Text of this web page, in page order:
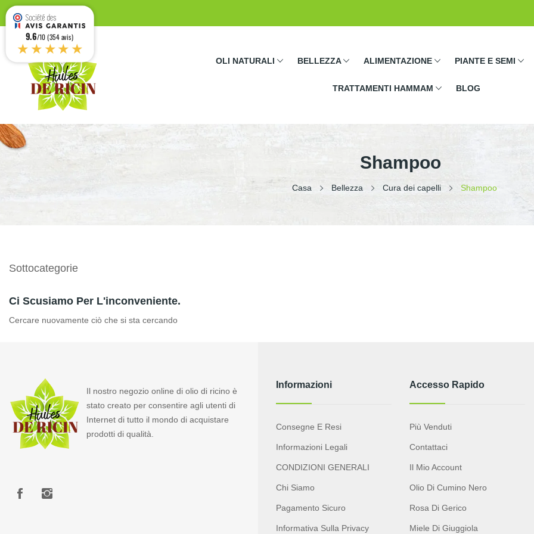
OLI NATURALI BELLEZZA ALIMENTAZIONE PIANTE E SEMI
TRATTAMENTI HAMMAM BLOG
Shampoo
Casa Bellezza Cura dei capelli Shampoo
Sottocategorie
Ci Scusiamo Per L'inconveniente.
Cercare nuovamente ciò che si sta cercando
Il nostro negozio online di olio di ricino è
stato creato per consentire agli utenti di
Internet di tutto il mondo di acquistare
prodotti di qualità.
Informazioni
Consegne E Resi
Informazioni Legali
CONDIZIONI GENERALI
Chi Siamo
Pagamento Sicuro
Informativa Sulla Privacy
Accesso Rapido
Più Venduti
Contattaci
Il Mio Account
Olio Di Cumino Nero
Rosa Di Gerico
Miele Di Giuggiola
9.6/10 (354 avis)
★★★★★